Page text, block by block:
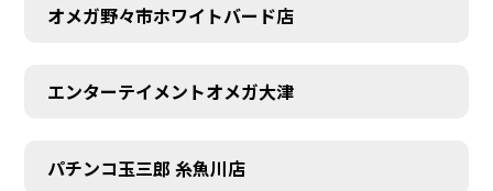
オメガ野々市ホワイトバード店
エンターテイメントオメガ大津
パチンコ玉三郎 糸魚川店